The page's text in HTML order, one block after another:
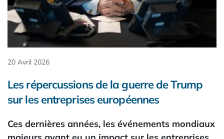
20 Avril 2026
Les répercussions de la guerre de Trump
sur les entreprises européennes
Ces dernières années, les événements mondiaux